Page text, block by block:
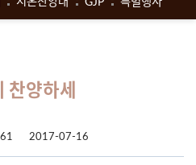
찬양하세
2017-07-16